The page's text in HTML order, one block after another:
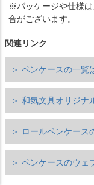
※パッケージや仕様
合がございます。
関連リンク
＞ ペンケースの一覧
＞ 和気文具オリジナ
＞ ロールペンケース
＞ ペンケースのウェ